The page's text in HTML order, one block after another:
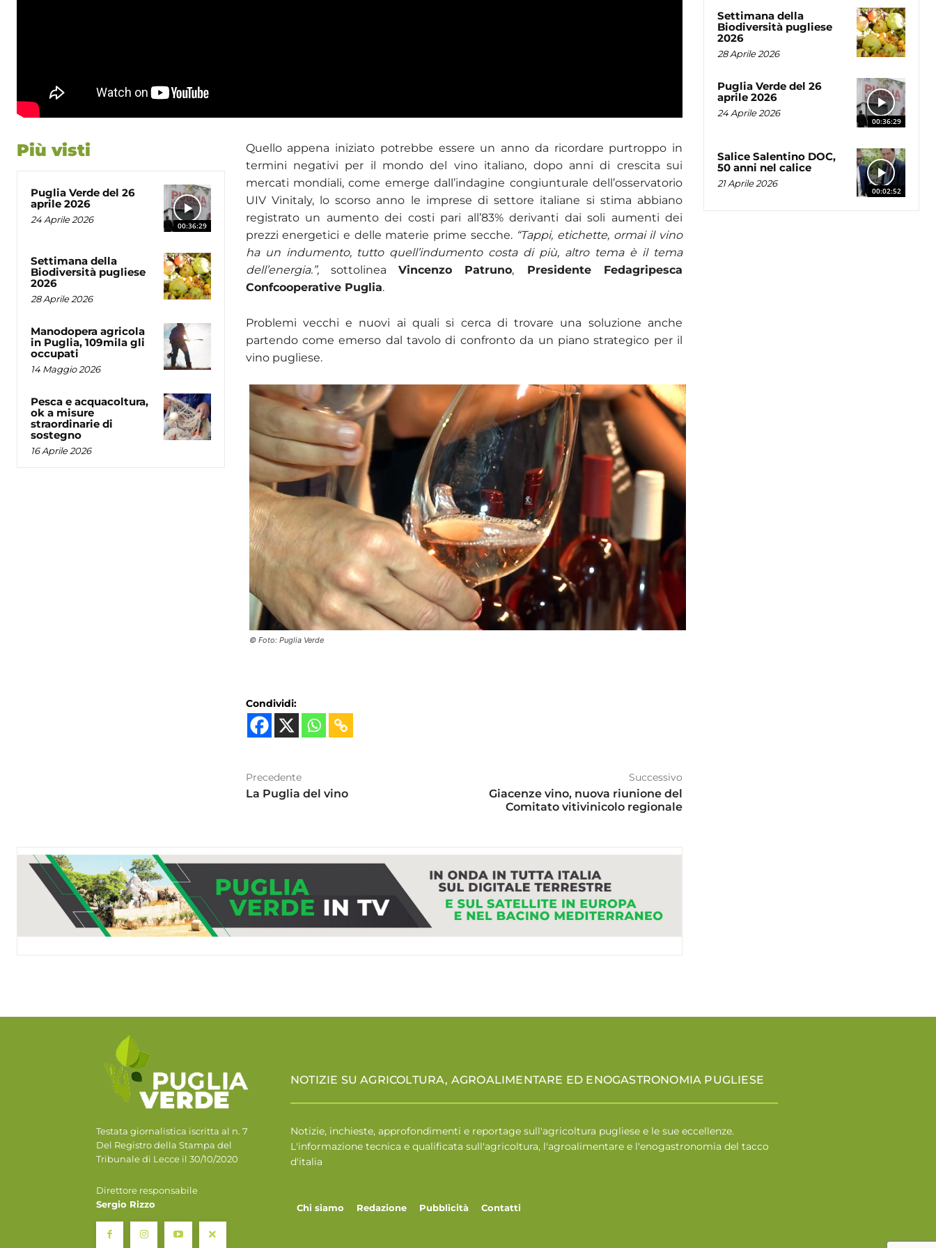
Più visti
00:36:29
Puglia Verde del 26
aprile 2026
24 Aprile 2026
Settimana della
Biodiversità pugliese
2026
28 Aprile 2026
Manodopera agricola
in Puglia, 109mila gli
occupati
14 Maggio 2026
Pesca e acquacoltura,
ok a misure
straordinarie di
sostegno
16 Aprile 2026
Quello appena iniziato potrebbe essere un anno da ricordare purtroppo in
termini negativi per il mondo del vino italiano, dopo anni di crescita sui
mercati mondiali, come emerge dall’indagine congiunturale dell’osservatorio
UIV Vinitaly, lo scorso anno le imprese di settore italiane si stima abbiano
registrato un aumento dei costi pari all’83% derivanti dai soli aumenti dei
prezzi energetici e delle materie prime secche. “Tappi, etichette, ormai il vino
ha un indumento, tutto quell’indumento costa di più, altro tema è il tema
dell’energia.”, sottolineaVincenzo Patruno, Presidente Fedagripesca
Confcooperative Puglia.
Problemi vecchi e nuovi ai quali si cerca di trovare una soluzione anche
partendo come emerso dal tavolo di confronto da un piano strategico per il
vino pugliese.
© Foto: Puglia Verde
Condividi:
Precedente
La Puglia del vino
Successivo
Giacenze vino, nuova riunione del
Comitato vitivinicolo regionale
Settimana della
Biodiversità pugliese
2026
28 Aprile 2026
00:36:29
Puglia Verde del 26
aprile 2026
24 Aprile 2026
00:02:52
Salice Salentino DOC,
50 anni nel calice
21 Aprile 2026
Testata giornalistica iscritta al n. 7
Del Registro della Stampa del
Tribunale di Lecce il 30/10/2020
Direttore responsabile
Sergio Rizzo
NOTIZIE SU AGRICOLTURA, AGROALIMENTARE ED ENOGASTRONOMIA PUGLIESE
Notizie, inchieste, approfondimenti e reportage sull'agricoltura pugliese e le sue eccellenze.
L'informazione tecnica e qualificata sull'agricoltura, l'agroalimentare e l'enogastronomia del tacco
d'italia
Chi siamo Redazione Pubblicità Contatti